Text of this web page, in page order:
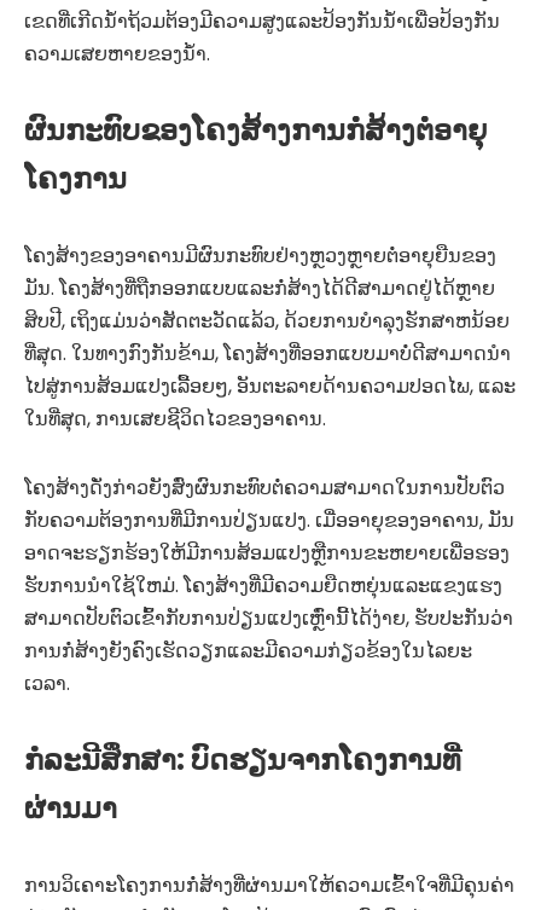
ເຂດທີ່ເກີດນໍ້າຖ້ວມຕ້ອງມີຄວາມສູງແລະປ້ອງກັນນ້ໍາເພື່ອປ້ອງກັນ
ຄວາມເສຍຫາຍຂອງນ້ໍາ.
ຜົນກະທົບຂອງໂຄງສ້າງການກໍ່ສ້າງຕໍ່ອາຍຸ
ໂຄງການ
ໂຄງສ້າງຂອງອາຄານມີຜົນກະທົບຢ່າງຫຼວງຫຼາຍຕໍ່ອາຍຸຍືນຂອງ
ມັນ. ໂຄງສ້າງທີ່ຖືກອອກແບບແລະກໍ່ສ້າງໄດ້ດີສາມາດຢູ່ໄດ້ຫຼາຍ
ສິບປີ, ເຖິງແມ່ນວ່າສັດຕະວັດແລ້ວ, ດ້ວຍການບໍາລຸງຮັກສາຫນ້ອຍ
ທີ່ສຸດ. ໃນທາງກົງກັນຂ້າມ, ໂຄງສ້າງທີ່ອອກແບບມາບໍ່ດີສາມາດນໍາ
ໄປສູ່ການສ້ອມແປງເລື້ອຍໆ, ອັນຕະລາຍດ້ານຄວາມປອດໄພ, ແລະ
ໃນທີ່ສຸດ, ການເສຍຊີວິດໄວຂອງອາຄານ.
ໂຄງສ້າງດັ່ງກ່າວຍັງສົ່ງຜົນກະທົບຕໍ່ຄວາມສາມາດໃນການປັບຕົວ
ກັບຄວາມຕ້ອງການທີ່ມີການປ່ຽນແປງ. ເມື່ອອາຍຸຂອງອາຄານ, ມັນ
ອາດຈະຮຽກຮ້ອງໃຫ້ມີການສ້ອມແປງຫຼືການຂະຫຍາຍເພື່ອຮອງ
ຮັບການນໍາໃຊ້ໃຫມ່. ໂຄງສ້າງທີ່ມີຄວາມຍືດຫຍຸ່ນແລະແຂງແຮງ
ສາມາດປັບຕົວເຂົ້າກັບການປ່ຽນແປງເຫຼົ່ານີ້ໄດ້ງ່າຍ, ຮັບປະກັນວ່າ
ການກໍ່ສ້າງຍັງຄົງເຮັດວຽກແລະມີຄວາມກ່ຽວຂ້ອງໃນໄລຍະ
ເວລາ.
ກໍລະນີສຶກສາ: ບົດຮຽນຈາກໂຄງການທີ່
ຜ່ານມາ
ການວິເຄາະໂຄງການກໍ່ສ້າງທີ່ຜ່ານມາໃຫ້ຄວາມເຂົ້າໃຈທີ່ມີຄຸນຄ່າ